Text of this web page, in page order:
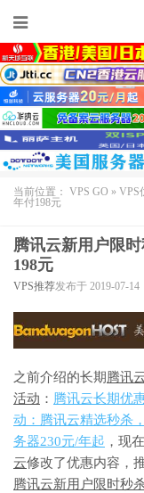
当前位置： VPS GO » VPS
年付198元
腾讯云新用户限
198元
VPS推荐发布于 2019-07-14
之前介绍的长期 腾讯
活动 ： 腾讯云长期优
动：腾讯云精选秒杀
务器230元/年起 ，现在
云修改了优惠内容，
腾讯云新用户限时秒